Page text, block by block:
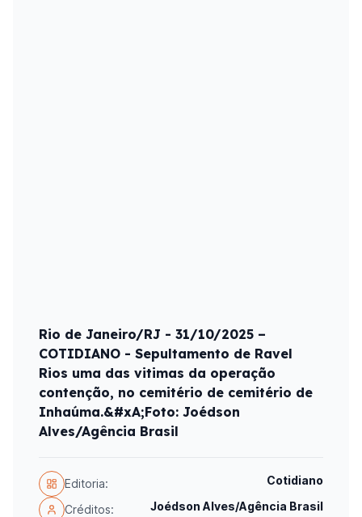
Rio de Janeiro/RJ - 31/10/2025 –
COTIDIANO - Sepultamento de Ravel
Rios uma das vitimas da operação
contenção, no cemitério de cemitério de
Inhaúma.&#xA;Foto: Joédson
Alves/Agência Brasil
Editoria: Cotidiano
Créditos:
Joédson Alves/Agência Brasil